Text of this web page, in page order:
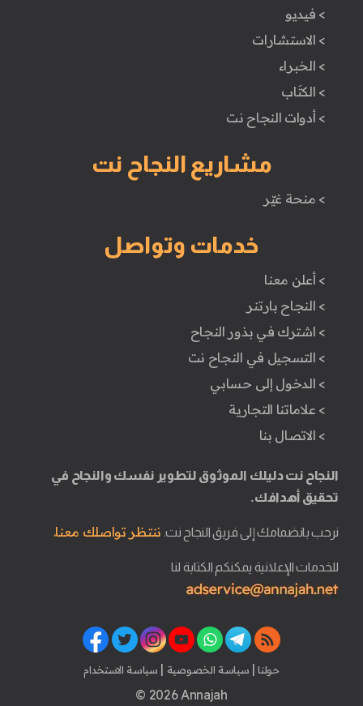
> فيديو
> الاستشارات
> الخبراء
> الكتَاب
> أدوات النجاح نت
مشاريع النجاح نت
> منحة غيّر
خدمات وتواصل
> أعلن معنا
> النجاح بارتنر
> اشترك في بذور النجاح
> التسجيل في النجاح نت
> الدخول إلى حسابي
> علاماتنا التجارية
> الاتصال بنا
النجاح نت دليلك الموثوق لتطوير نفسك والنجاح في
تحقيق أهدافك.
نرحب بانضمامك إلى فريق النجاح نت. ننتظر تواصلك معنا.
للخدمات الإعلانية يمكنكم الكتابة لنا
حولنا | سياسة الخصوصية | سياسة الاستخدام
© 2026 Annajah